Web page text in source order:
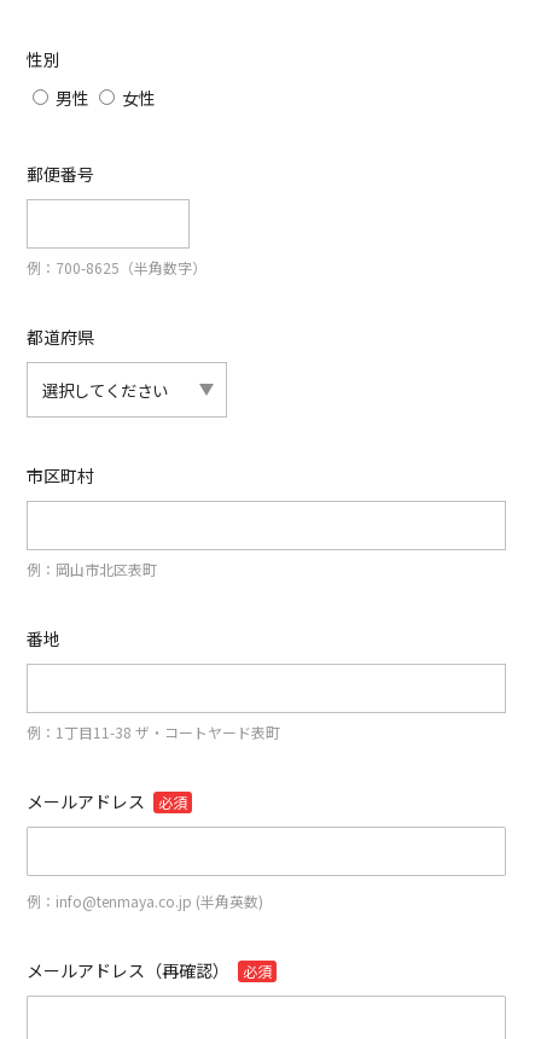
性別
男性
女性
郵便番号
例：700-8625（半角数字）
都道府県
市区町村
例：岡山市北区表町
番地
例：1丁目11-38 ザ・コートヤード表町
メールアドレス 必須
例：info@tenmaya.co.jp (半角英数)
メールアドレス（再確認） 必須